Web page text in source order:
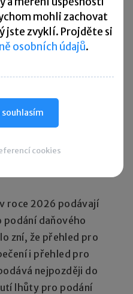
v roce 2026
roce 2026 podávají
podání daňového
zní, že přehled pro
i přehled pro
nejpozději do
lhůty pro podání
mohli zachovat
jste zvyklí. Projděte si
osobních údajů.
souhlasím
cookies